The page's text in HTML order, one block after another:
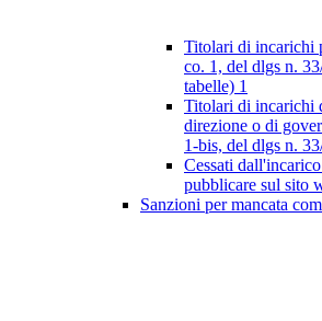
Titolari di incarichi
co. 1, del dlgs n.
tabelle) 1
Titolari di incarichi
direzione o di
1-bis, del dlgs n.
Cessati
pubblicare sul sito
Sanzioni per mancata